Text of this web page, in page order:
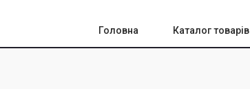
Головна Каталог товарів